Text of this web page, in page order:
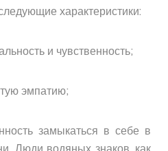
характеристики:
и чувственность;
эмпатию;
замыкаться в себе в